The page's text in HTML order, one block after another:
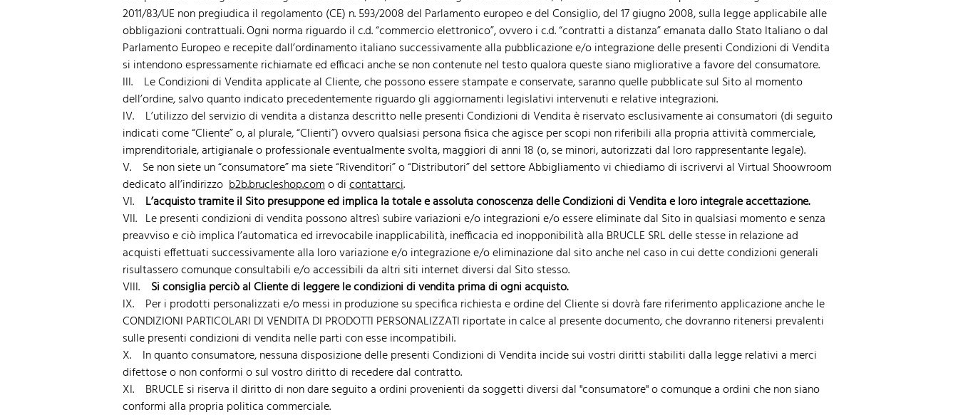
2011/83/UE non pregiudica il regolamento (CE) n. 593/2008 del Parlamento europeo e del Consiglio, del 17 giugno 2008, sulla legge applicabile alle
obbligazioni contrattuali. Ogni norma riguardo il c.d. “commercio elettronico”, ovvero i c.d. “contratti a distanza” emanata dallo Stato Italiano o dal
Parlamento Europeo e recepite dall’ordinamento italiano successivamente alla pubblicazione e/o integrazione delle presenti Condizioni di Vendita
si intendono espressamente richiamate ed efficaci anche se non contenute nel testo qualora queste siano migliorative a favore del consumatore.
III. Le Condizioni di Vendita applicate al Cliente, che possono essere stampate e conservate, saranno quelle pubblicate sul Sito al momento
dell’ordine, salvo quanto indicato precedentemente riguardo gli aggiornamenti legislativi intervenuti e relative integrazioni.
IV. L’utilizzo del servizio di vendita a distanza descritto nelle presenti Condizioni di Vendita è riservato esclusivamente ai consumatori (di seguito
indicati come “Cliente” o, al plurale, “Clienti”) ovvero qualsiasi persona fisica che agisce per scopi non riferibili alla propria attività commerciale,
imprenditoriale, artigianale o professionale eventualmente svolta, maggiori di anni 18 (o, se minori, autorizzati dal loro rappresentante legale).
V. Se non siete un “consumatore” ma siete “Rivenditori” o “Distributori” del settore Abbigliamento vi chiediamo di iscrivervi al Virtual Shoowroom
dedicato all’indirizzo b2b.brucleshop.como dicontattarci.
VI.
L’acquisto tramite il Sito presuppone ed implica la totale e assoluta conoscenza delle Condizioni di Vendita e loro integrale accettazione.
VII. Le presenti condizioni di vendita possono altresì subire variazioni e/o integrazioni e/o essere eliminate dal Sito in qualsiasi momento e senza
preavviso e ciò implica l’automatica ed irrevocabile inapplicabilità, inefficacia ed inopponibilità alla BRUCLE SRL delle stesse in relazione ad
acquisti effettuati successivamente alla loro variazione e/o integrazione e/o eliminazione dal sito anche nel caso in cui dette condizioni generali
risultassero comunque consultabili e/o accessibili da altri siti internet diversi dal Sito stesso.
VIII.
Si consiglia perciò al Cliente di leggere le condizioni di vendita prima di ogni acquisto.
IX. Per i prodotti personalizzati e/o messi in produzione su specifica richiesta e ordine del Cliente si dovrà fare riferimento applicazione anche le
CONDIZIONI PARTICOLARI DI VENDITA DI PRODOTTI PERSONALIZZATI riportate in calce al presente documento, che dovranno ritenersi prevalenti
sulle presenti condizioni di vendita nelle parti con esse incompatibili.
X. In quanto consumatore, nessuna disposizione delle presenti Condizioni di Vendita incide sui vostri diritti stabiliti dalla legge relativi a merci
difettose o non conformi o sul vostro diritto di recedere dal contratto.
XI. BRUCLE si riserva il diritto di non dare seguito a ordini provenienti da soggetti diversi dal "consumatore" o comunque a ordini che non siano
conformi alla propria politica commerciale.